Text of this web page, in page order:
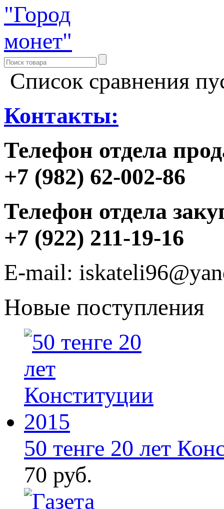
Список сравнения
Контакты:
Телефон отдела
+7 (982) 62-002-86
Телефон отдела
+7 (922) 211-19-16
E-mail:
Новые поступления
50 тенге 20 лет
70 руб.